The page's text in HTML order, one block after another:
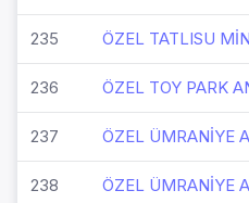
235 ÖZEL TATLISU
236 ÖZEL TOY PARK
237 ÖZEL ÜMRANİYE
238 ÖZEL ÜMRANİYE